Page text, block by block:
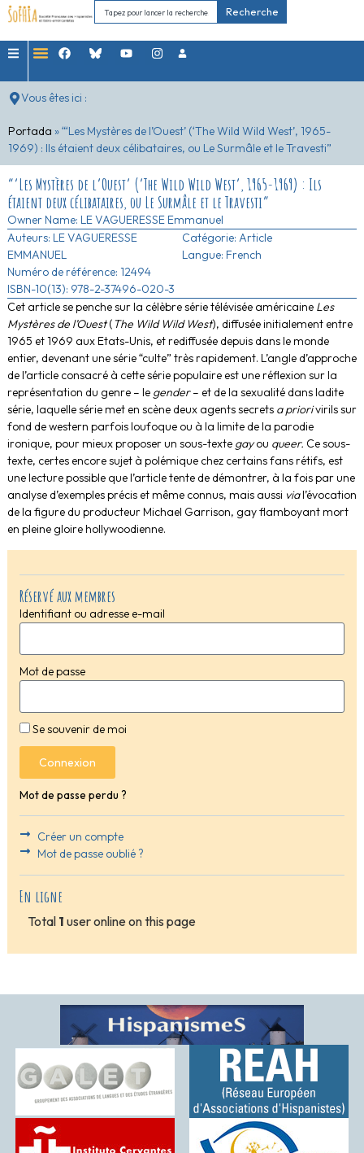
Recherche
Vous êtes ici :
Portada »“‘Les Mystères de l’Ouest’ (‘The Wild Wild West’, 1965-
1969) : Ils étaient deux célibataires, ou Le Surmâle et le Travesti”
Réservé aux membres
Identifiant ou adresse e-mail
Mot de passe
Se souvenir de moi
Connexion
Mot de passe perdu ?
Créer un compte
Mot de passe oublié ?
En ligne
Total 1 user online on this page
“‘Les Mystères de l’Ouest’ (‘The Wild Wild West’, 1965-1969) : Ils
étaient deux célibataires, ou Le Surmâle et le Travesti”
Owner Name: LE VAGUERESSE Emmanuel
Auteurs: LE VAGUERESSE
EMMANUEL
Numéro de référence: 12494
ISBN-10(13): 978-2-37496-020-3
Catégorie: Article
Langue: French
Cet article se penche sur la célèbre série télévisée américaine Les
Mystères de l’Ouest(The Wild Wild West), diffusée initialement entre
1965 et 1969 aux Etats-Unis, et rediffusée depuis dans le monde
entier, devenant une série “culte” très rapidement. L’angle d’approche
de l’article consacré à cette série populaire est une réflexion sur la
représentation du genre – le gender– et de la sexualité dans ladite
série, laquelle série met en scène deux agents secrets a priorivirils sur
fond de western parfois loufoque ou à la limite de la parodie
ironique, pour mieux proposer un sous-texte gayou queer. Ce sous-
texte, certes encore sujet à polémique chez certains fans rétifs, est
une lecture possible que l’article tente de démontrer, à la fois par une
analyse d’exemples précis et même connus, mais aussi vial’évocation
de la figure du producteur Michael Garrison, gay flamboyant mort
en pleine gloire hollywoodienne.